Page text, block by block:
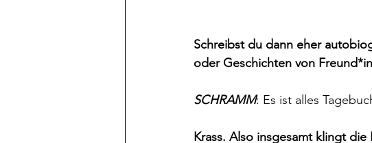
Schreibst du dann eher
oder Geschichten von
SCHRAMM: Es ist alles
Krass. Also insgesamt klingt